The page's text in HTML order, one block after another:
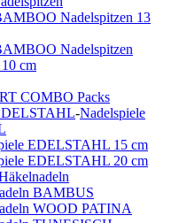
Nadelspitzen 13
Nadelspitzen
cm
COMBO Packs
-Nadelspiele
EDELSTAHL 15 cm
EDELSTAHL 20 cm
BAMBUS
WOOD PATINA